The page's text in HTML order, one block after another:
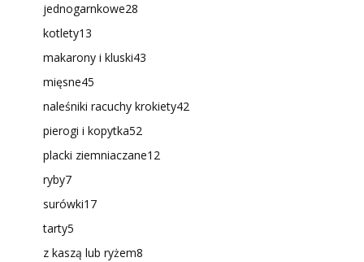
jednogarnkowe28
kotlety13
makarony i kluski43
mięsne45
naleśniki racuchy krokiety42
pierogi i kopytka52
placki ziemniaczane12
ryby7
surówki17
tarty5
z kaszą lub ryżem8